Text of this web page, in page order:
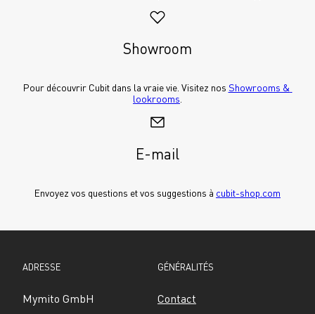
Showroom
Pour découvrir Cubit dans la vraie vie. Visitez nos Showrooms &
lookrooms
E-mail
Envoyez vos questions et vos suggestions à cubit-shop.com
ADRESSE
Mymito GmbH
GÉNÉRALITÉS
Contact